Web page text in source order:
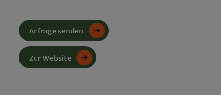
Anfrage senden
Zur Website